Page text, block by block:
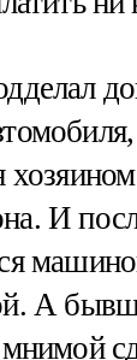
И
А